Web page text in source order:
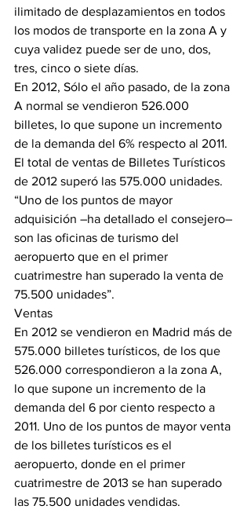
ilimitado de desplazamientos en todos
los modos de transporte en la zona A y
cuya validez puede ser de uno, dos,
tres, cinco o siete días.
En 2012, Sólo el año pasado, de la zona
A normal se vendieron 526.000
billetes, lo que supone un incremento
de la demanda del 6% respecto al 2011.
El total de ventas de Billetes Turísticos
de 2012 superó las 575.000 unidades.
“Uno de los puntos de mayor
adquisición –ha detallado el consejero–
son las oficinas de turismo del
aeropuerto que en el primer
cuatrimestre han superado la venta de
75.500 unidades”.
Ventas
En 2012 se vendieron en Madrid más de
575.000 billetes turísticos, de los que
526.000 correspondieron a la zona A,
lo que supone un incremento de la
demanda del 6 por ciento respecto a
2011. Uno de los puntos de mayor venta
de los billetes turísticos es el
aeropuerto, donde en el primer
cuatrimestre de 2013 se han superado
las 75.500 unidades vendidas.